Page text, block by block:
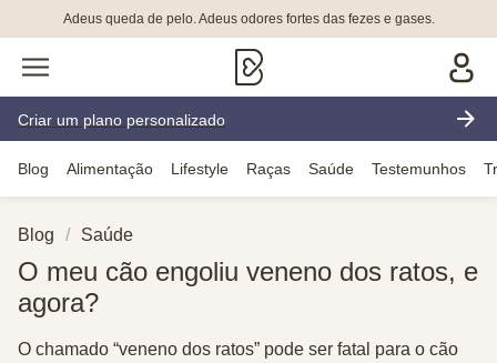
Adeus queda de pelo. Adeus odores fortes das fezes e gases.
Criar um plano personalizado
Blog Alimentação Lifestyle Raças Saúde Testemunhos
Blog Saúde
O meu cão engoliu veneno dos ratos, e
agora?
O chamado “veneno dos ratos” pode ser fatal para o cão